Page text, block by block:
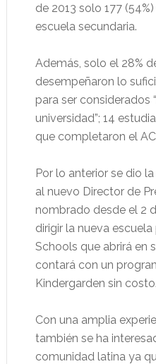
de 2013 solo 177
escuela secundaria.
Además, solo el 28%
desempeñaron lo
para ser considerados
universidad”; 14
que completaron el
Por lo anterior se dio
al nuevo Director de
nombrado desde el 2
dirigir la nueva
Schools que abrirá en
contará con un
Kindergarden sin costo.
Con una amplia
también se ha
comunidad latina ya